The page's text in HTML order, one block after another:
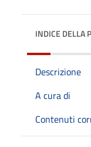
INDICE DELLA
Descrizione
A cura di
Contenuti